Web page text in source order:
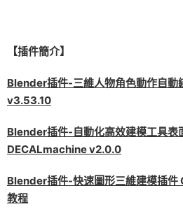
【插件簡介】
Blender插件-三維人物角色動作自
v3.53.10
Blender插件-自動化高效建模工具表
DECALmachine v2.0.0
Blender插件-快速圖形三維建模插件
教程